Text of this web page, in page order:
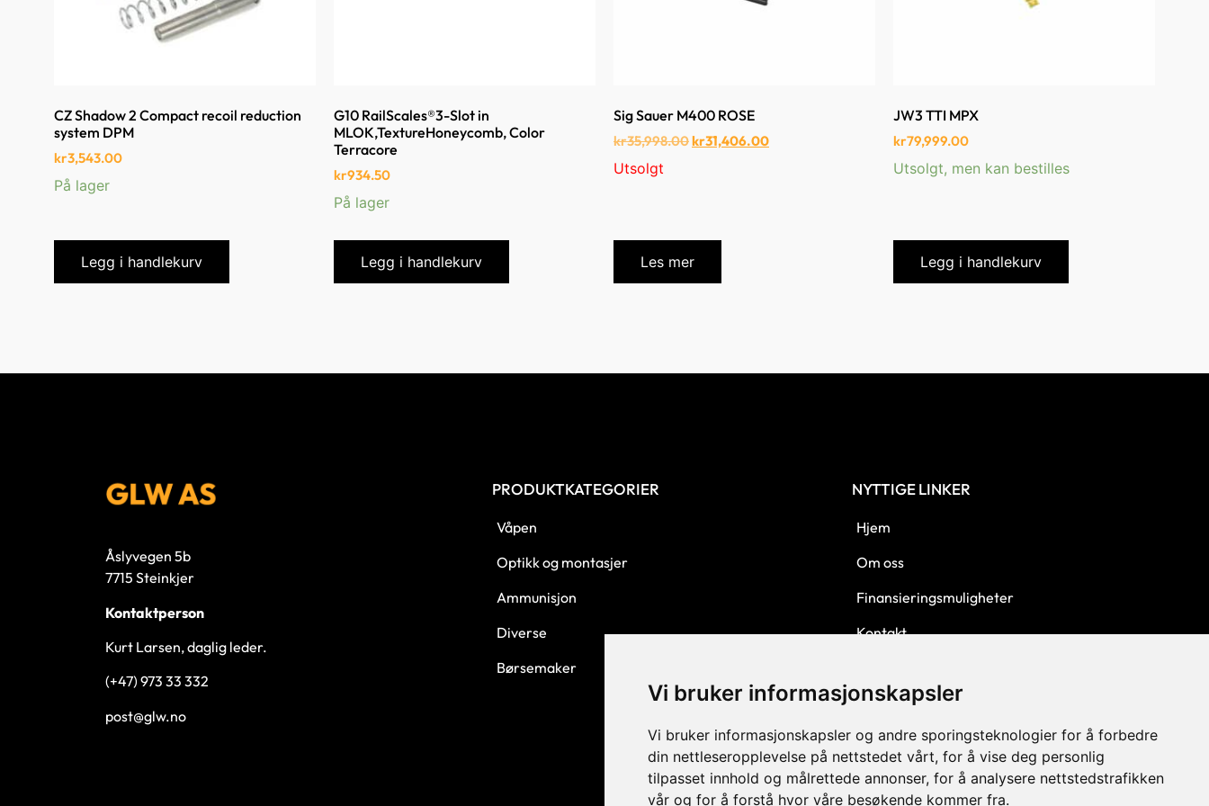
Vi bruker informasjonskapsler
Vi bruker informasjonskapsler og andre sporingsteknologier for å forbedre
din nettleseropplevelse på nettstedet vårt, for å vise deg personlig
tilpasset innhold og målrettede annonser, for å analysere nettstedstrafikken
vår og for å forstå hvor våre besøkende kommer fra.
CZ Shadow 2 Compact recoil reduction
system DPM
kr3,543.00
På lager
Legg i handlekurv
G10 RailScales®3-Slot in
MLOK,TextureHoneycomb, Color
Terracore
kr934.50
På lager
Legg i handlekurv
Sig Sauer M400 ROSE
kr35,998.00kr31,406.00
Utsolgt
Les mer
JW3 TTI MPX
kr79,999.00
Utsolgt, men kan bestilles
Legg i handlekurv
Åslyvegen 5b
7715 Steinkjer
Kontaktperson
Kurt Larsen, daglig leder.
(+47) 973 33 332
post@glw.no
PRODUKTKATEGORIER
Våpen
Optikk og montasjer
Ammunisjon
Diverse
Børsemaker
NYTTIGE LINKER
Hjem
Om oss
Finansieringsmuligheter
Kontakt
Kjøpsbetingelser